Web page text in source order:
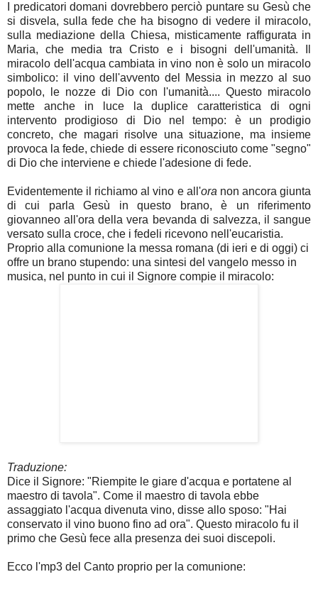
I predicatori domani dovrebbero perciò puntare su Gesù che
si disvela, sulla fede che ha bisogno di vedere il miracolo,
sulla mediazione della Chiesa, misticamente raffigurata in
Maria, che media tra Cristo e i bisogni dell'umanità. Il
miracolo dell'acqua cambiata in vino non è solo un miracolo
simbolico: il vino dell'avvento del Messia in mezzo al suo
popolo, le nozze di Dio con l'umanità.... Questo miracolo
mette anche in luce la duplice caratteristica di ogni
intervento prodigioso di Dio nel tempo: è un prodigio
concreto, che magari risolve una situazione, ma insieme
provoca la fede, chiede di essere riconosciuto come "segno"
di Dio che interviene e chiede l'adesione di fede.
Evidentemente il richiamo al vino e all'ora non ancora giunta
di cui parla Gesù in questo brano, è un riferimento
giovanneo all'ora della vera bevanda di salvezza, il sangue
versato sulla croce, che i fedeli ricevono nell'eucaristia.
Proprio alla comunione la messa romana (di ieri e di oggi) ci
offre un brano stupendo: una sintesi del vangelo messo in
musica, nel punto in cui il Signore compie il miracolo:
Traduzione:
Dice il Signore: "Riempite le giare d'acqua e portatene al
maestro di tavola". Come il maestro di tavola ebbe
assaggiato l'acqua divenuta vino, disse allo sposo: "Hai
conservato il vino buono fino ad ora". Questo miracolo fu il
primo che Gesù fece alla presenza dei suoi discepoli.
Ecco l'mp3 del Canto proprio per la comunione: